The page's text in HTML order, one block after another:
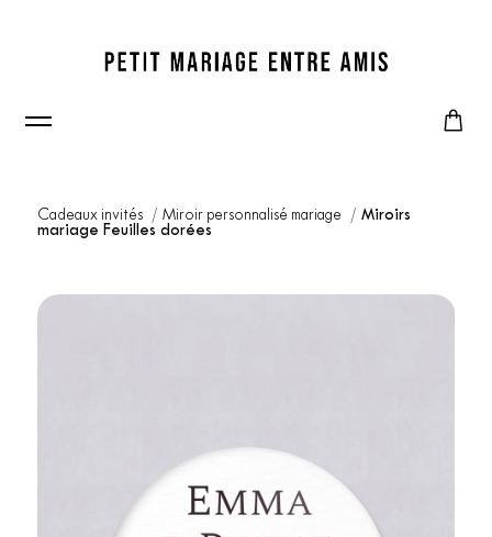
Cadeaux invités Miroir personnalisé mariage
Miroirs
mariage Feuilles dorées